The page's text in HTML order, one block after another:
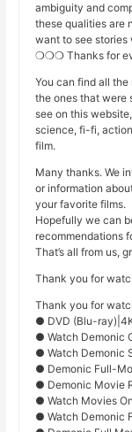
ambiguity and
these qualities are
want to see
❍❍❍ Thanks for
You can find all
the ones that were
see on this
science, fi-fi,
film.
Many thanks. We
or information
your favorite films.
Hopefully we can
recommendations
That’s all from us,
Thank you for
Thank you for
● DVD (Blu-
● Watch Demonic
● Watch Demonic
● Demonic Full-
● Demonic Movie
● Watch Movies
● Watch Demonic